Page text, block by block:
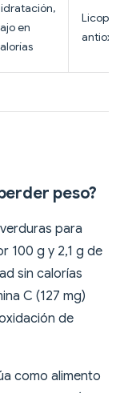
en
peso?
para
100 g y 2,1 g de
sin calorías
C (127 mg)
de
como alimento